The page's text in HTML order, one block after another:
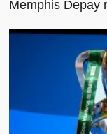
Memphis Depay